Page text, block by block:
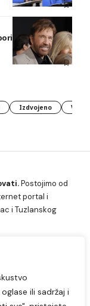
ili sadržaj i
vještina i
Izdvojeno
Postojimo od
portal i
i Tuzlanskog
Sport